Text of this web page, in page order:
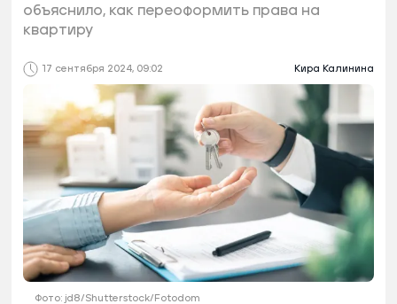
17 сентября 2024, 09:02 Кира Калинина
объяснило, как переоформить права на
квартиру
Фото: jd8/Shutterstock/Fotodom